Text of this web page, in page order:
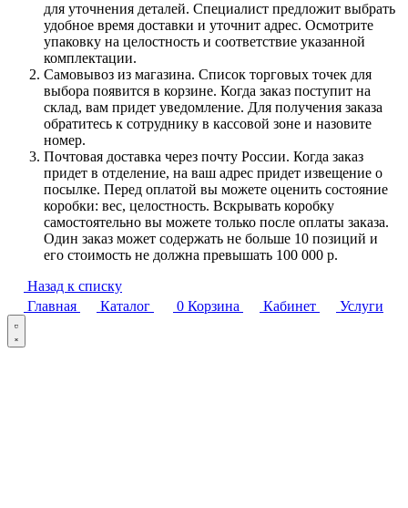
для уточнения деталей. Специалист предложит выбрать
удобное время доставки и уточнит адрес. Осмотрите
упаковку на целостность и соответствие указанной
комплектации.
Самовывоз из магазина. Список торговых точек для
выбора появится в корзине. Когда заказ поступит на
склад, вам придет уведомление. Для получения заказа
обратитесь к сотруднику в кассовой зоне и назовите
номер.
Почтовая доставка через почту России. Когда заказ
придет в отделение, на ваш адрес придет извещение о
посылке. Перед оплатой вы можете оценить состояние
коробки: вес, целостность. Вскрывать коробку
самостоятельно вы можете только после оплаты заказа.
Один заказ может содержать не больше 10 позиций и
его стоимость не должна превышать 100 000 р.
Назад к списку
Главная
Каталог 0 Корзина Кабинет Услуги